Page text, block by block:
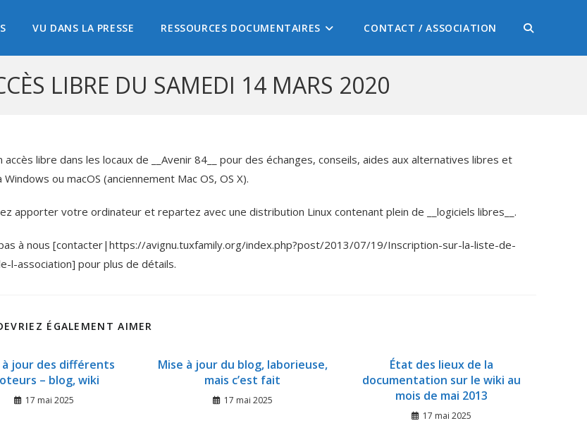
VU DANS LA PRESSE RESSOURCES DOCUMENTAIRES CONTACT / ASSOCIATION
LIBRE DU SAMEDI 14 MARS 2020
accès libre dans les locaux de __Avenir 84__ pour des échanges, conseils, aides aux alternatives libres et
ou macOS (anciennement Mac OS, OS X).
apporter votre ordinateur et repartez avec une distribution Linux contenant plein de __logiciels libres__.
à nous [contacter|https://avignu.tuxfamily.org/index.php?post/2013/07/19/Inscription-sur-la-liste-de-
l-association] pour plus de détails.
ÉGALEMENT AIMER
à jour des différents
– blog, wiki
17 mai 2025
Mise à jour du blog, laborieuse,
mais c’est fait
17 mai 2025
État des lieux de la
documentation sur le wiki au
mois de mai 2013
17 mai 2025